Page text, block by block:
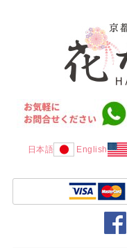
日本語 English